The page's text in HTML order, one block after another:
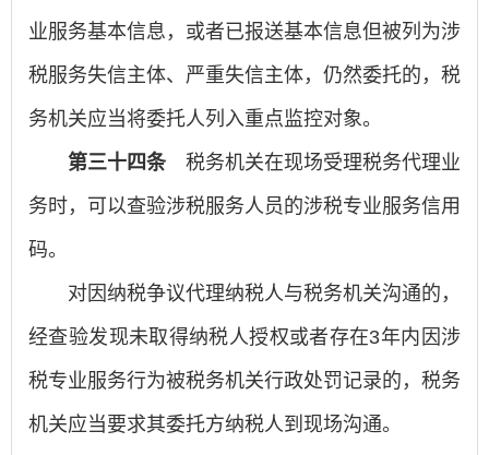
业服务基本信息，或者已报送基本信息但被列为涉
税服务失信主体、严重失信主体，仍然委托的，税
务机关应当将委托人列入重点监控对象。
第三十四条 税务机关在现场受理税务代理业
务时，可以查验涉税服务人员的涉税专业服务信用
码。
对因纳税争议代理纳税人与税务机关沟通的，
经查验发现未取得纳税人授权或者存在3年内因涉
税专业服务行为被税务机关行政处罚记录的，税务
机关应当要求其委托方纳税人到现场沟通。